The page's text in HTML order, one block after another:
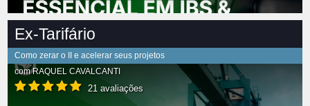
Ex-Tarifário
Como zerar o II e acelerar seus projetos
comRAQUEL CAVALCANTI
21 avaliações